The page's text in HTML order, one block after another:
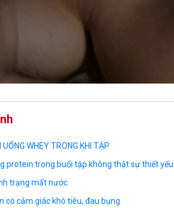
UỐNG WHEY TRONG KHI TẬP
protein trong buổi tập không thật sự thiết yếu
trạng mất nước
có cảm giác khó tiêu, đau bụng